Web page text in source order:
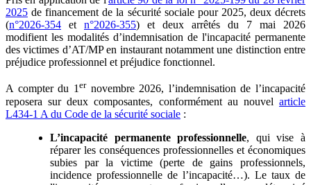
2025 de financement de la sécurité sociale pour 2025, deux décrets
(n°2026-354 et n°2026-355) et deux arrêtés du 7 mai 2026
modifient les modalités d’indemnisation de l'incapacité permanente
des victimes d’AT/MP en instaurant notamment une distinction entre
préjudice professionnel et préjudice fonctionnel.
A compter du 1ernovembre 2026, l’indemnisation de l’incapacité
reposera sur deux composantes, conformément au nouvel article
L434-1 A du Code de la sécurité sociale :
L’incapacité permanente professionnelle, qui vise à
réparer les conséquences professionnelles et économiques
subies par la victime (perte de gains professionnels,
incidence professionnelle de l’incapacité…). Le taux de